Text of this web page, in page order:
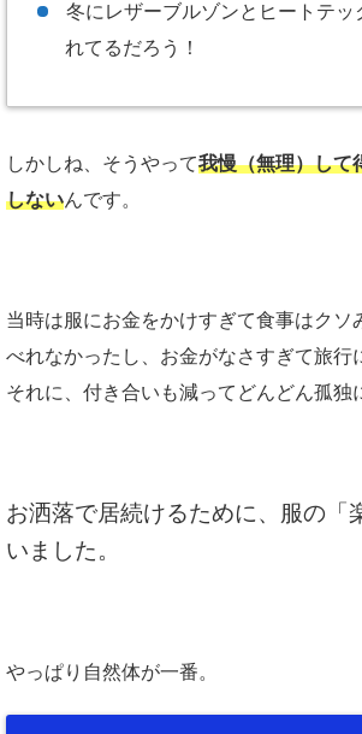
冬にレザーブルゾンとヒートテッ
れてるだろう！
しかしね、そうやって我慢（無理）して
しないんです。
当時は服にお金をかけすぎて食事はクソ
べれなかったし、お金がなさすぎて旅行
それに、付き合いも減ってどんどん孤独
お洒落で居続けるために、服の「
いました。
やっぱり自然体が一番。